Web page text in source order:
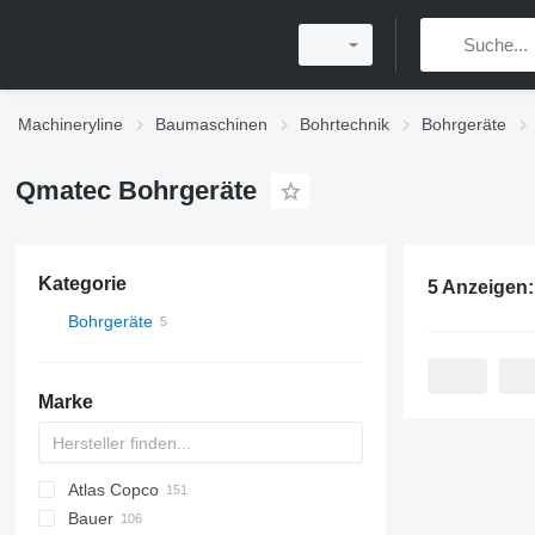
Machineryline Baumaschinen Bohrtechnik Bohrgeräte
Qmatec Bohrgeräte
Kategorie
Bohrgeräte
Marke
Atlas Copco
FlexiROC
ROC
700
Bauer
5 Anzeigen: